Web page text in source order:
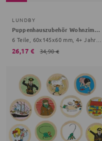
LUNDBY
Puppenhauszubehör Wohnzimmer-Set
26,17 € 34,90 €